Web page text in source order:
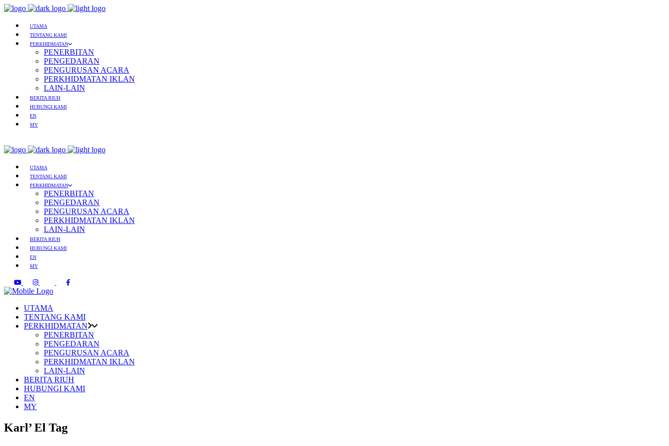
UTAMA
TENTANG KAMI
PERKHIDMATAN
PENERBITAN
PENGEDARAN
PENGURUSAN ACARA
PERKHIDMATAN IKLAN
LAIN-LAIN
BERITA RIUH
HUBUNGI KAMI
EN
MY
UTAMA
TENTANG KAMI
PERKHIDMATAN
PENERBITAN
PENGEDARAN
PENGURUSAN ACARA
PERKHIDMATAN IKLAN
LAIN-LAIN
BERITA RIUH
HUBUNGI KAMI
EN
MY
UTAMA
TENTANG KAMI
PERKHIDMATAN
PENERBITAN
PENGEDARAN
PENGURUSAN ACARA
PERKHIDMATAN IKLAN
LAIN-LAIN
BERITA RIUH
HUBUNGI KAMI
EN
MY
Karl’ El Tag